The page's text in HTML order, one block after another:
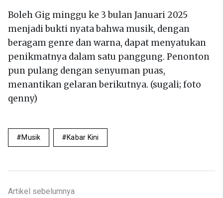
Boleh Gig minggu ke 3 bulan Januari 2025
menjadi bukti nyata bahwa musik, dengan
beragam genre dan warna, dapat menyatukan
penikmatnya dalam satu panggung. Penonton
pun pulang dengan senyuman puas,
menantikan gelaran berikutnya. (sugali; foto
qenny)
Musik Kabar Kini
Artikel sebelumnya